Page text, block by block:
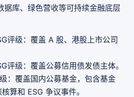
据库、绿色营收等可持续金融底层
评级：覆盖 A 股、港股上市公司
评级：覆盖公募信用债发债主体。
：覆盖国内公募基金，包含基金
算和 ESG 争议事件。